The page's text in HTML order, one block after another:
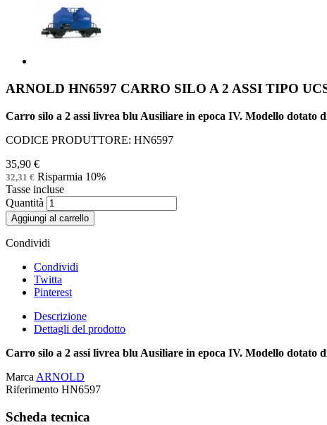
ARNOLD HN6597 CARRO SILO A 2 ASSI TIPO
Carro silo a 2 assi livrea blu Ausiliare in epoca IV. Modello dotato
CODICE PRODUTTORE: HN6597
35,90 €
32,31 € Risparmia 10%
Tasse incluse
Quantità
Aggiungi al carrello
Condividi
Condividi
Twitta
Pinterest
Descrizione
Dettagli del prodotto
Carro silo a 2 assi livrea blu Ausiliare in epoca IV. Modello dotato
Marca ARNOLD
Riferimento HN6597
Scheda tecnica